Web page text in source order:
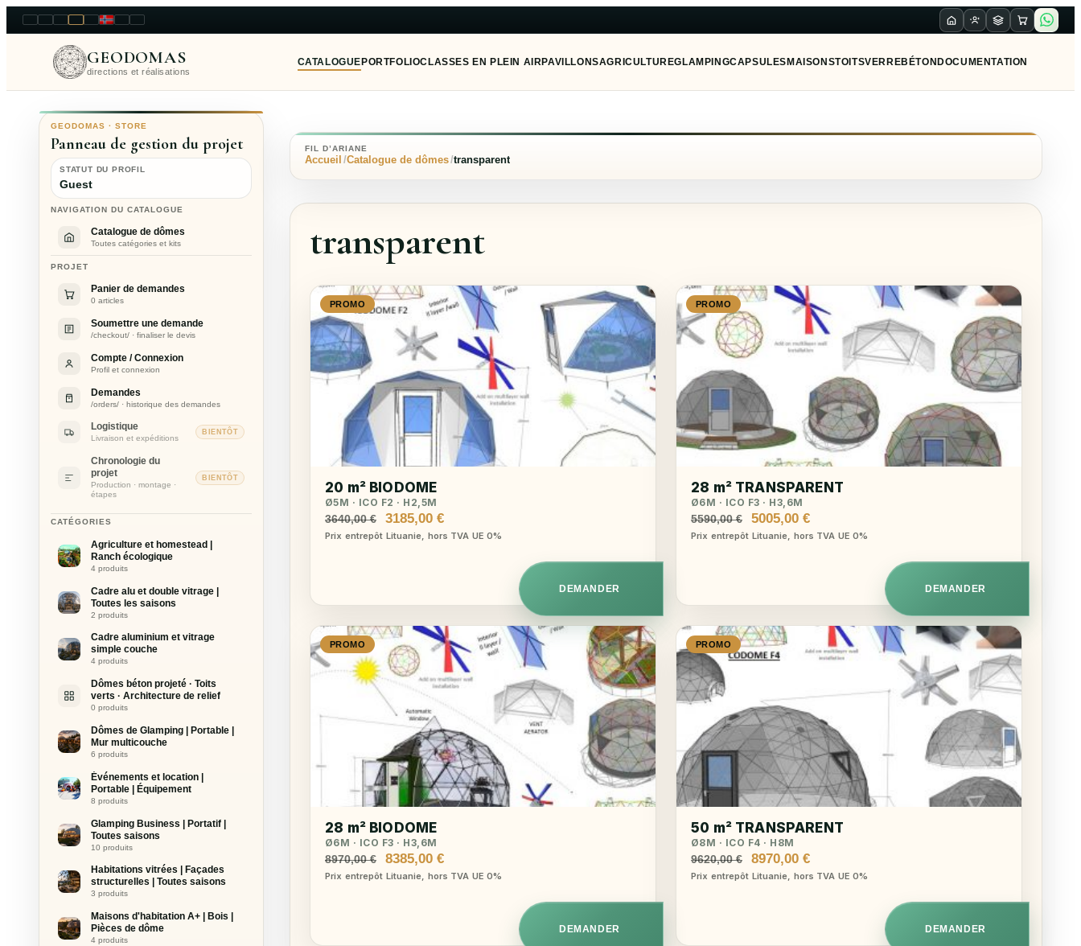
LT ENPL FRRUNOSKRO
GEODOMAS
directions et réalisations
CATALOGUE PORTFOLIOCLASSES EN PLEIN AIRPAVILLONSAGRICULTUREGLAMPINGCAPSULES MAISONSTOITSVERREBÉTON DOCUMENTATION
GEODOMAS · STORE
Panneau de gestion du projet
STATUT DU PROFIL
Guest
NAVIGATION DU CATALOGUE
Catalogue de dômes
Toutes catégories et kits
PROJET
Panier de demandes
0 articles
Soumettre une demande
/checkout/ · finaliser le devis
Compte / Connexion
Profil et connexion
Demandes
/orders/ · historique des demandes
Logistique
Livraison et expéditions
BIENTÔT
Chronologie du
projet
Production · montage ·
étapes
BIENTÔT
CATÉGORIES
Agriculture et homestead |
Ranch écologique
4 produits
Cadre alu et double vitrage |
Toutes les saisons
2 produits
Cadre aluminium et vitrage
simple couche
4 produits
Dômes béton projeté · Toits
verts · Architecture de relief
0 produits
Dômes de Glamping | Portable |
Mur multicouche
6 produits
Événements et location |
Portable | Équipement
8 produits
Glamping Business | Portatif |
Toutes saisons
10 produits
Habitations vitrées | Façades
structurelles | Toutes saisons
3 produits
Maisons d'habitation A+ | Bois |
Pièces de dôme
4 produits
FIL D’ARIANE
Accueil Catalogue de dômes transparent
transparent
PROMO
20 m² BIODOME
Ø5M · ICO F2 · H2,5M
3640,00€
Le
prix
3185,00 €Le
prix
Prix entrepôt Lituanie, hors TVA UE 0%
DEMANDER
PROMO
28 m² TRANSPARENT
Ø6M · ICO F3 · H3,6M
5590,00€
Le
prix
5005,00 €Le
prix
Prix entrepôt Lituanie, hors TVA UE 0%
DEMANDER
PROMO
28 m² BIODOME
Ø6M · ICO F3 · H3,6M
8970,00€
Le
prix
8385,00 €Le
prix
Prix entrepôt Lituanie, hors TVA UE 0%
DEMANDER
PROMO
50 m² TRANSPARENT
Ø8M · ICO F4 · H8M
9620,00€
Le
prix
8970,00 €Le
prix
Prix entrepôt Lituanie, hors TVA UE 0%
DEMANDER